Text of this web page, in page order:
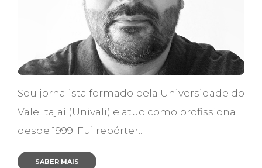
Sou jornalista formado pela Universidade do
Vale Itajaí (Univali) e atuo como profissional
desde 1999. Fui repórter...
SABER MAIS